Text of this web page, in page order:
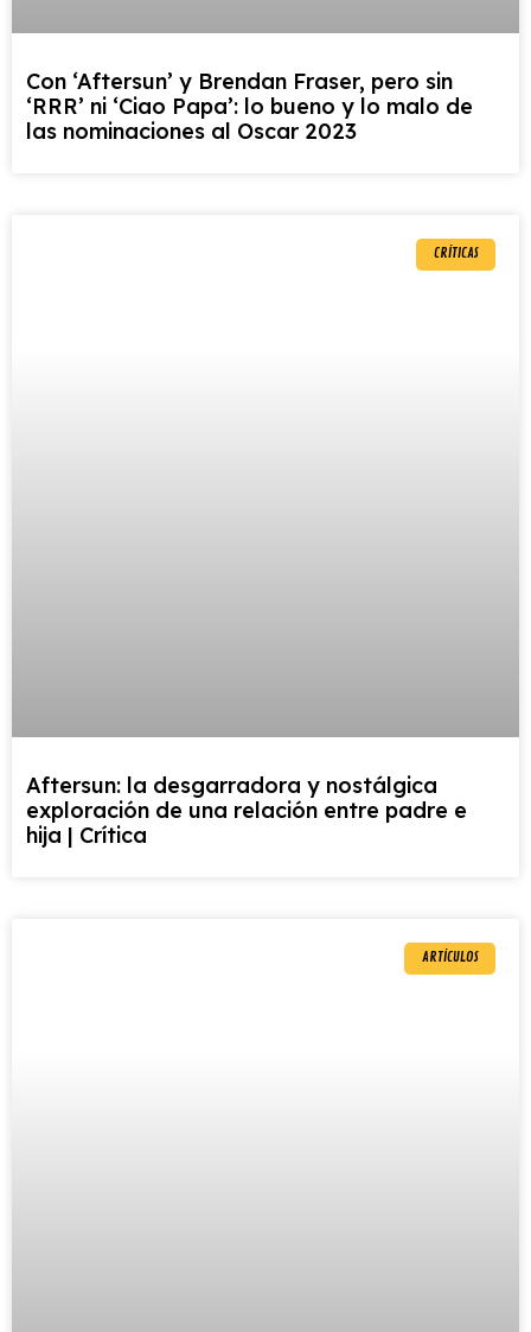
Con ‘Aftersun’ y Brendan Fraser, pero sin
‘RRR’ ni ‘Ciao Papa’: lo bueno y lo malo de
las nominaciones al Oscar 2023
CRÍTICAS
Aftersun: la desgarradora y nostálgica
exploración de una relación entre padre e
hija | Crítica
ARTÍCULOS